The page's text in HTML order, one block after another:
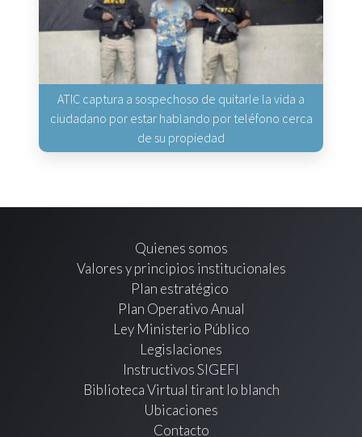
ATIC captura a sospechoso de quitarle la vida a
ciudadano por estar hablando por teléfono cerca
de su propiedad
Quienes somos
Valores y principios institucionales
Plan estratégico
Plan Operativo Anual
Ley Ministerio Público
Legislaciones
Instructivos SIGEFI
Biblioteca Virtual tirant lo blanch
Ubicaciones
Contacto